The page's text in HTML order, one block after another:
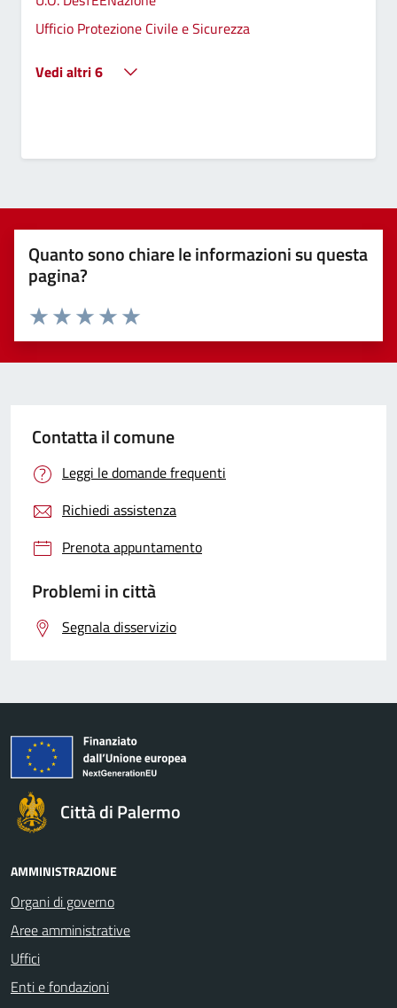
Ufficio Protezione Civile e Sicurezza
Vedi altri 6
Quanto sono chiare le informazioni su questa
pagina?
Valuta 5 stelle su 5
Valuta 4 stelle su 5
Valuta 3 stelle su 5
Valuta 2 stelle su 5
Valuta 1 stelle su 5
Contatta il comune
Leggi le domande frequenti
Richiedi assistenza
Prenota appuntamento
Problemi in città
Segnala disservizio
Città di Palermo
AMMINISTRAZIONE
Organi di governo
Aree amministrative
Uffici
Enti e fondazioni